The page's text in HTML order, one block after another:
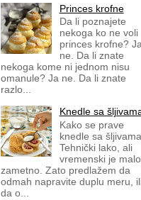
Princes krofne
Da li poznajete
nekoga ko ne voli
princes krofne?
ne. Da li znate
nekoga kome ni jednom nisu
omanule? Ja ne. Da li znate
razlo...
Knedle sa
Kako se prave
knedle sa
Tehnički lako, ali
vremenski je malo
zametno. Zato predlažem da
odmah napravite duplu meru,
da o...